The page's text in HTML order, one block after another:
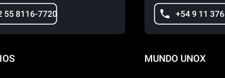
55 8116-7720 +54 9 11
MUNDO UNOX